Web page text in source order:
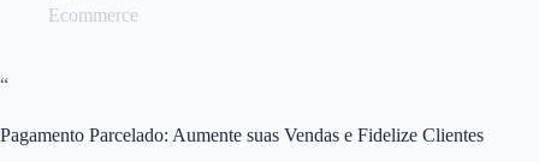
Ecommerce
“
Pagamento Parcelado: Aumente suas Vendas e Fidelize Clientes